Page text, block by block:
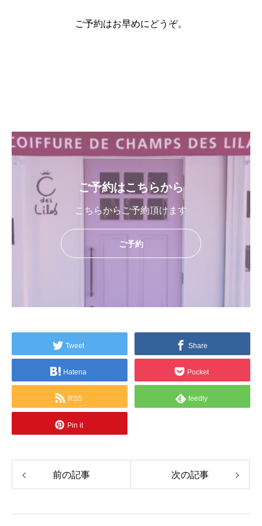
ご予約はお早めにどうぞ。
ご予約はこちらから
こちらからご予約頂けます
ご予約
Tweet Share
Hatena Pocket
RSS feedly
Pin it
前の記事 次の記事